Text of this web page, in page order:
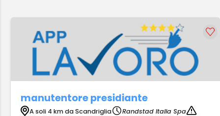
manutentore presidiante
A soli 4 km da Scandriglia
Randstad Italia Spa